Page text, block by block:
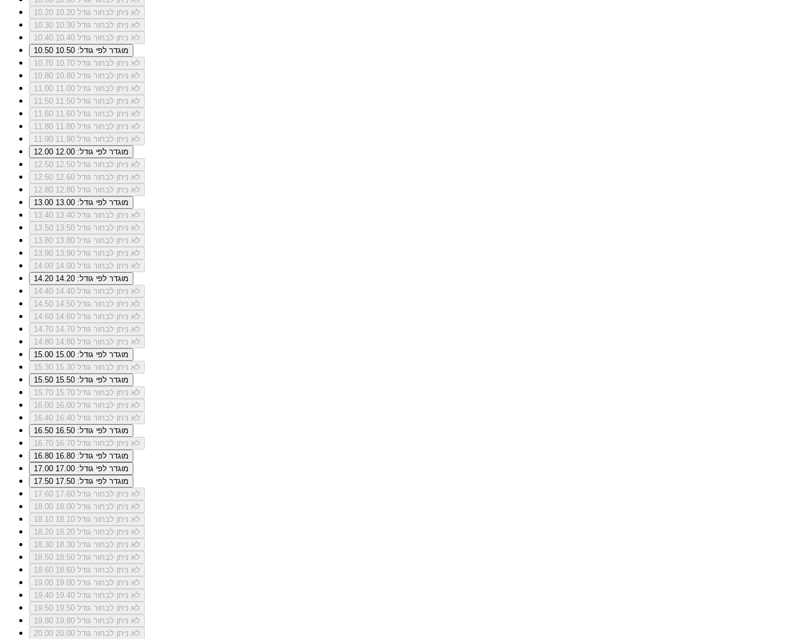
10.20
לא ניתן לבחור גודל 10.20
10.30
לא ניתן לבחור גודל 10.30
10.40
לא ניתן לבחור גודל 10.40
10.50
מוגדר לפי גודל: 10.50
10.70
לא ניתן לבחור גודל 10.70
10.80
לא ניתן לבחור גודל 10.80
11.00
לא ניתן לבחור גודל 11.00
11.50
לא ניתן לבחור גודל 11.50
11.60
לא ניתן לבחור גודל 11.60
11.80
לא ניתן לבחור גודל 11.80
11.90
לא ניתן לבחור גודל 11.90
12.00
מוגדר לפי גודל: 12.00
12.50
לא ניתן לבחור גודל 12.50
12.60
לא ניתן לבחור גודל 12.60
12.80
לא ניתן לבחור גודל 12.80
13.00
מוגדר לפי גודל: 13.00
13.40
לא ניתן לבחור גודל 13.40
13.50
לא ניתן לבחור גודל 13.50
13.80
לא ניתן לבחור גודל 13.80
13.90
לא ניתן לבחור גודל 13.90
14.00
לא ניתן לבחור גודל 14.00
14.20
מוגדר לפי גודל: 14.20
14.40
לא ניתן לבחור גודל 14.40
14.50
לא ניתן לבחור גודל 14.50
14.60
לא ניתן לבחור גודל 14.60
14.70
לא ניתן לבחור גודל 14.70
14.80
לא ניתן לבחור גודל 14.80
15.00
מוגדר לפי גודל: 15.00
15.30
לא ניתן לבחור גודל 15.30
15.50
מוגדר לפי גודל: 15.50
15.70
לא ניתן לבחור גודל 15.70
16.00
לא ניתן לבחור גודל 16.00
16.40
לא ניתן לבחור גודל 16.40
16.50
מוגדר לפי גודל: 16.50
16.70
לא ניתן לבחור גודל 16.70
16.80
מוגדר לפי גודל: 16.80
17.00
מוגדר לפי גודל: 17.00
17.50
מוגדר לפי גודל: 17.50
17.60
לא ניתן לבחור גודל 17.60
18.00
לא ניתן לבחור גודל 18.00
18.10
לא ניתן לבחור גודל 18.10
18.20
לא ניתן לבחור גודל 18.20
18.30
לא ניתן לבחור גודל 18.30
18.50
לא ניתן לבחור גודל 18.50
18.60
לא ניתן לבחור גודל 18.60
19.00
לא ניתן לבחור גודל 19.00
19.40
לא ניתן לבחור גודל 19.40
19.50
לא ניתן לבחור גודל 19.50
19.80
לא ניתן לבחור גודל 19.80
20.00
לא ניתן לבחור גודל 20.00